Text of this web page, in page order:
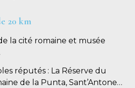
20 km
la cité romaine et musée
réputés : La Réserve du
de la Punta, Sant’Antone…